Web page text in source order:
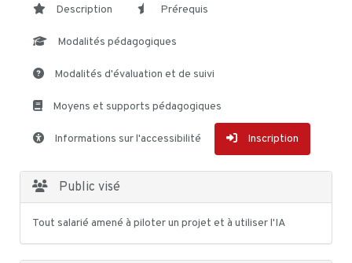
Description Prérequis
Modalités pédagogiques
Modalités d'évaluation et de suivi
Moyens et supports pédagogiques
Informations sur l'accessibilité Inscription
Public visé
Tout salarié amené à piloter un projet et à utiliser l'IA